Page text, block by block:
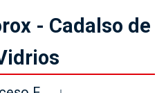
- Cadalso de